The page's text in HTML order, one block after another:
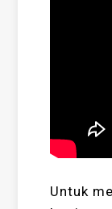
Untuk